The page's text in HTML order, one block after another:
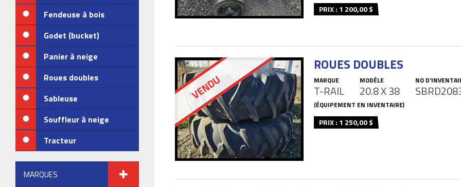
Fendeuse à bois
Godet (bucket)
Panier à neige
Roues doubles
Sableuse
Souffleur à neige
Tracteur
MARQUES
PRIX : 1 200,00 $
VENDU
ROUES DOUBLES
MARQUE
T-RAIL
MODÈLE
20.8 X 38
NO
(ÉQUIPEMENT EN INVENTAIRE)
PRIX : 1 250,00 $